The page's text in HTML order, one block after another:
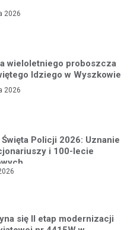
2026
wieloletniego proboszcza
Idziego w Wyszkowie
2026
Policji 2026: Uznanie
i 100-lecie
się II etap modernizacji